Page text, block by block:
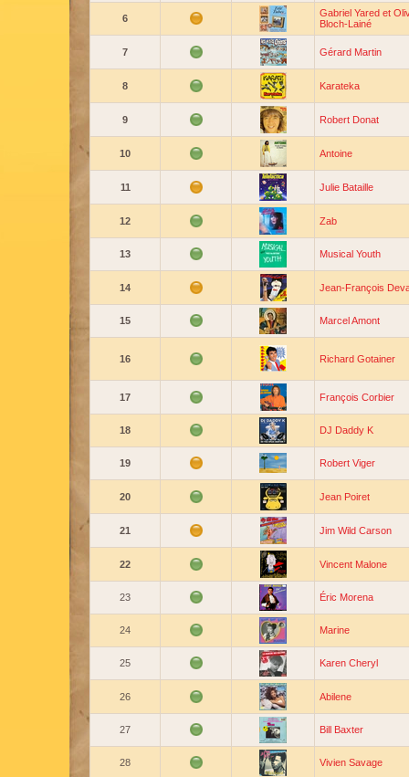
6
Gabriel Yared et
Bloch-Lainé
7 Gérard Martin
8 Karateka
9 Robert Donat
10 Antoine
11 Julie Bataille
12 Zab
13 Musical Youth
14 Jean-François
15 Marcel Amont
16 Richard Gotainer
17 François Corbier
18 DJ Daddy K
19 Robert Viger
20 Jean Poiret
21 Jim Wild Carson
22 Vincent Malone
23 Éric Morena
24 Marine
25 Karen Cheryl
26 Abilene
27 Bill Baxter
28 Vivien Savage